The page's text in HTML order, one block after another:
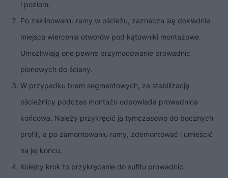
i poziom.
Po zaklinowaniu ramy w ościeżu, zaznacza się dokładnie
miejsca wiercenia otworów pod kątowniki montażowe.
Umożliwiają one pewne przymocowanie prowadnic
pionowych do ściany.
W przypadku bram segmentowych, za stabilizację
ościeżnicy podczas montażu odpowiada prowadnica
końcowa. Należy przykręcić ją tymczasowo do bocznych
profili, a po zamontowaniu ramy, zdemontować i umieścić
na jej końcu.
Kolejny krok to przykręcenie do sufitu prowadnic